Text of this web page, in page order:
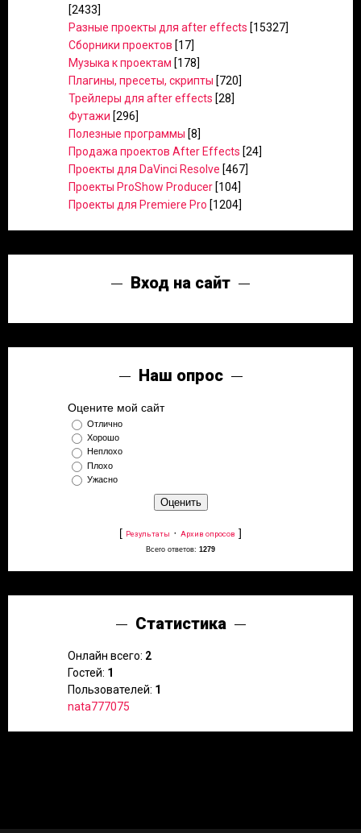
[2433]
Разные проекты для after effects [15327]
Сборники проектов [17]
Музыка к проектам [178]
Плагины, пресеты, скрипты [720]
Трейлеры для after effects [28]
Футажи [296]
Полезные программы [8]
Продажа проектов After Effects [24]
Проекты для DaVinci Resolve [467]
Проекты ProShow Producer [104]
Проекты для Premiere Pro [1204]
Вход на сайт
Наш опрос
Оцените мой сайт
Отлично
Хорошо
Неплохо
Плохо
Ужасно
[ Результаты · Архив опросов ]
Всего ответов: 1279
Статистика
Онлайн всего: 2
Гостей: 1
Пользователей: 1
nata777075